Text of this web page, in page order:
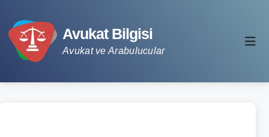
Avukat Bilgisi
Avukat ve Arabulucular